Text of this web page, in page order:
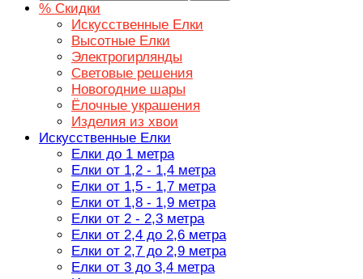
% Скидки
Искусственные Елки
Высотные Елки
Электрогирлянды
Световые решения
Новогодние шары
Ёлочные украшения
Изделия из хвои
Искусственные Елки
Елки до 1 метра
Елки от 1,2 - 1,4 метра
Елки от 1,5 - 1,7 метра
Елки от 1,8 - 1,9 метра
Елки от 2 - 2,3 метра
Елки от 2,4 до 2,6 метра
Елки от 2,7 до 2,9 метра
Елки от 3 до 3,4 метра